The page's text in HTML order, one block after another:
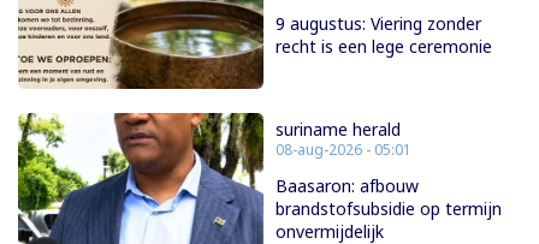
9 augustus: Viering zonder
recht is een lege ceremonie
suriname herald
08-aug-2026 - 05:01
Baasaron: afbouw
brandstofsubsidie op termijn
onvermijdelijk